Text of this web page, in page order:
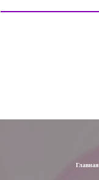
Главная